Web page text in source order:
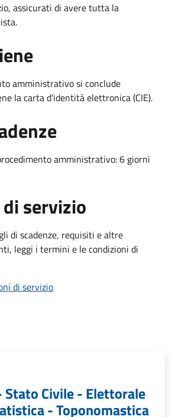
assicurati di avere tutta la
amministrativo si conclude
la carta d'identità elettronica (CIE).
amministrativo: 6 giorni
servizio
di scadenze, requisiti e altre
leggi i termini e le condizioni di
di servizio
Stato Civile - Elettorale
- Toponomastica